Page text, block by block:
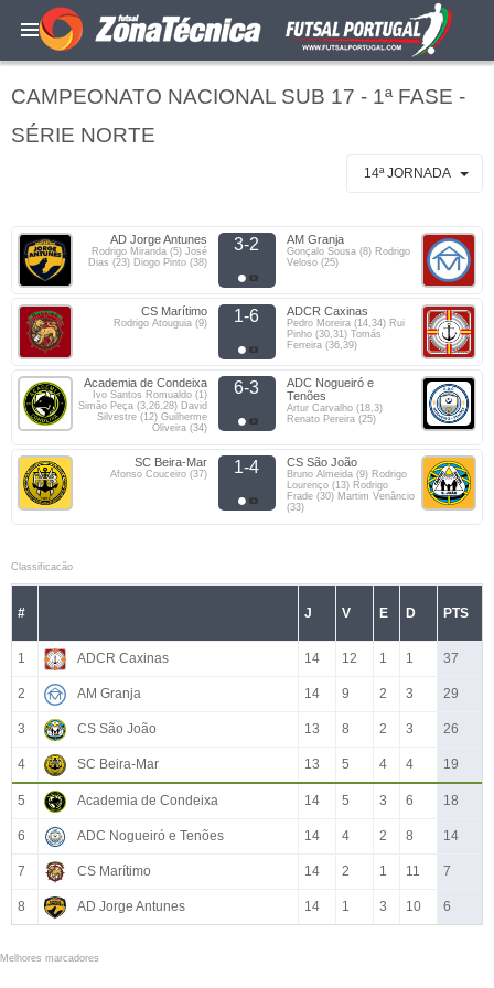
CAMPEONATO NACIONAL SUB 17 - 1ª FASE -
SÉRIE NORTE
14ª JORNADA
AD Jorge Antunes
Rodrigo Miranda (5) José
Dias (23) Diogo Pinto (38)
3-2 AM Granja
Gonçalo Sousa (8) Rodrigo
Veloso (25)
CS Marítimo
Rodrigo Atouguia (9) 1-6 ADCR Caxinas
Pedro Moreira (14,34) Rui
Pinho (30,31) Tomás
Ferreira (36,39)
Academia de Condeixa
Ivo Santos Romualdo (1)
Simão Peça (3,26,28) David
Silvestre (12) Guilherme
Oliveira (34)
6-3
ADC Nogueiró e
Tenões
Artur Carvalho (18,3)
Renato Pereira (25)
SC Beira-Mar
Afonso Couceiro (37) 1-4 CS São João
Bruno Almeida (9) Rodrigo
Lourenço (13) Rodrigo
Frade (30) Martim Venâncio
(33)
Classificacão
# J V E D PTS
1 ADCR Caxinas 14 12 1 1 37
2 AM Granja 14 9 2 3 29
3 CS São João 13 8 2 3 26
4 SC Beira-Mar 13 5 4 4 19
5 Academia de Condeixa 14 5 3 6 18
6 ADC Nogueiró e Tenões 14 4 2 8 14
7 CS Marítimo 14 2 1 11 7
8 AD Jorge Antunes 14 1 3 10 6
Melhores marcadores